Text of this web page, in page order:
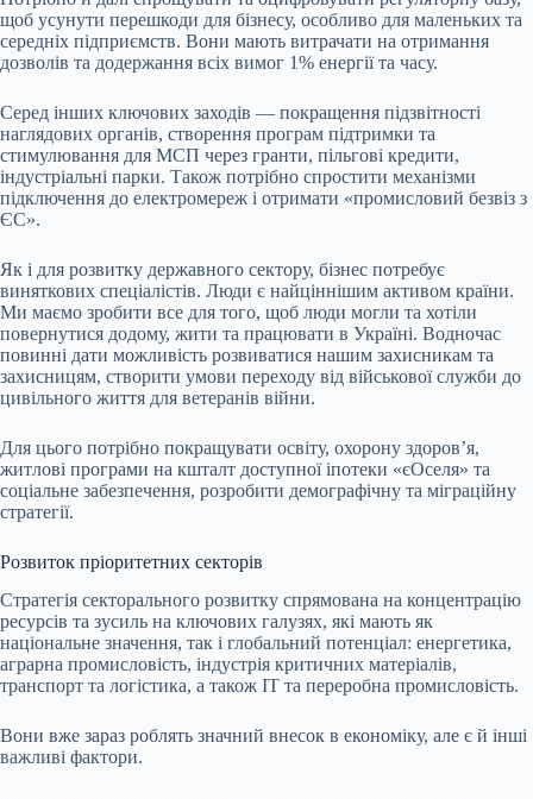
щоб усунути перешкоди для бізнесу, особливо для маленьких та
середніх підприємств. Вони мають витрачати на отримання
дозволів та додержання всіх вимог 1% енергії та часу.
Серед інших ключових заходів — покращення підзвітності
наглядових органів, створення програм підтримки та
стимулювання для МСП через гранти, пільгові кредити,
індустріальні парки. Також потрібно спростити механізми
підключення до електромереж і отримати «промисловий безвіз з
ЄС».
Як і для розвитку державного сектору, бізнес потребує
виняткових спеціалістів. Люди є найціннішим активом країни.
Ми маємо зробити все для того, щоб люди могли та хотіли
повернутися додому, жити та працювати в Україні. Водночас
повинні дати можливість розвиватися нашим захисникам та
захисницям, створити умови переходу від військової служби до
цивільного життя для ветеранів війни.
Для цього потрібно покращувати освіту, охорону здоровʼя,
житлові програми на кшталт доступної іпотеки «єОселя» та
соціальне забезпечення, розробити демографічну та міграційну
стратегії.
Розвиток пріоритетних секторів
Стратегія секторального розвитку спрямована на концентрацію
ресурсів та зусиль на ключових галузях, які мають як
національне значення, так і глобальний потенціал: енергетика,
аграрна промисловість, індустрія критичних матеріалів,
транспорт та логістика, а також IT та переробна промисловість.
Вони вже зараз роблять значний внесок в економіку, але є й інші
важливі фактори.